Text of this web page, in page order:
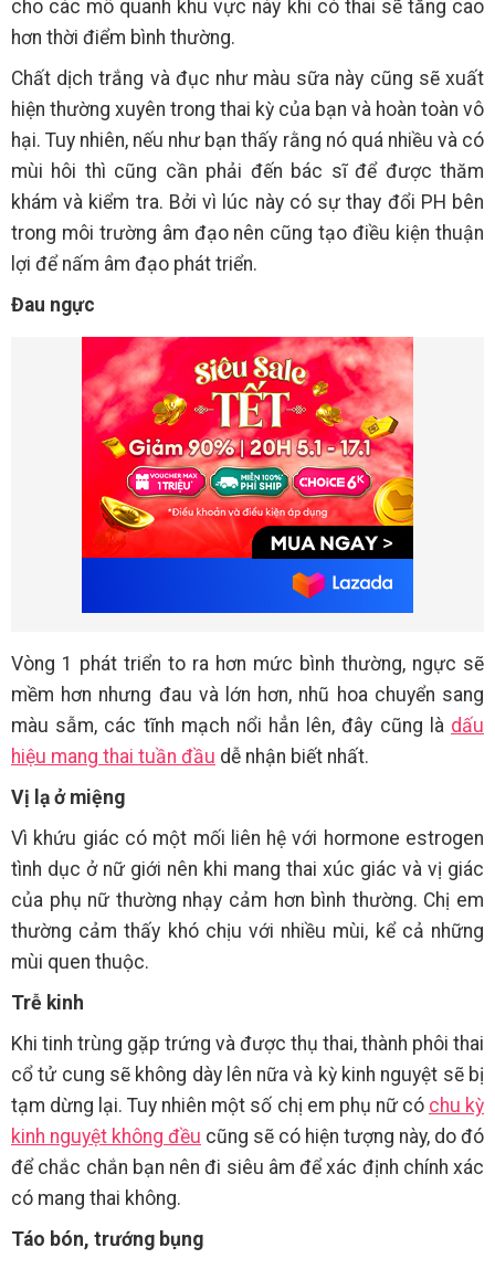
cho các mô quanh khu vực này khi có thai sẽ tăng cao
hơn thời điểm bình thường.
Chất dịch trắng và đục như màu sữa này cũng sẽ xuất
hiện thường xuyên trong thai kỳ của bạn và hoàn toàn vô
hại. Tuy nhiên, nếu như bạn thấy rằng nó quá nhiều và có
mùi hôi thì cũng cần phải đến bác sĩ để được thăm
khám và kiểm tra. Bởi vì lúc này có sự thay đổi PH bên
trong môi trường âm đạo nên cũng tạo điều kiện thuận
lợi để nấm âm đạo phát triển.
Đau ngực
Vòng 1 phát triển to ra hơn mức bình thường, ngực sẽ
mềm hơn nhưng đau và lớn hơn, nhũ hoa chuyển sang
màu sẫm, các tĩnh mạch nổi hẳn lên, đây cũng là dấu
hiệu mang thai tuần đầu dễ nhận biết nhất.
Vị lạ ở miệng
Vì khứu giác có một mối liên hệ với hormone estrogen
tình dục ở nữ giới nên khi mang thai xúc giác và vị giác
của phụ nữ thường nhạy cảm hơn bình thường. Chị em
thường cảm thấy khó chịu với nhiều mùi, kể cả những
mùi quen thuộc.
Trễ kinh
Khi tinh trùng gặp trứng và được thụ thai, thành phôi thai
cổ tử cung sẽ không dày lên nữa và kỳ kinh nguyệt sẽ bị
tạm dừng lại. Tuy nhiên một số chị em phụ nữ có chu kỳ
kinh nguyệt không đều cũng sẽ có hiện tượng này, do đó
để chắc chắn bạn nên đi siêu âm để xác định chính xác
có mang thai không.
Táo bón, trướng bụng